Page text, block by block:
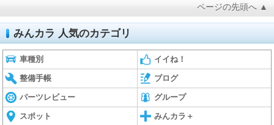
ページの先頭へ ▲
みんカラ 人気のカテゴリ
車種別 イイね！
整備手帳 ブログ
パーツレビュー グループ
スポット みんカラ＋